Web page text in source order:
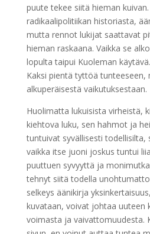
puute tekee siitä hieman
radikaalipolitiikan historiasta,
mutta rennot lukijat saattavat
hieman raskaana. Vaikka se
lopulta taipui Kuoleman
Kaksi pientä tyttöä
alkuperäisestä vaikutuksestaan.
Huolimatta lukuisista virheistä,
kiehtova luku, sen hahmot ja
tuntuivat syvällisesti todellisilta,
vaikka itse juoni joskus tuntui
puuttuen syvyyttä ja
tehnyt siitä todella
selkeys äänikirja
kuvataan, voivat johtaa uuteen
voimasta ja vaivattomuudesta.